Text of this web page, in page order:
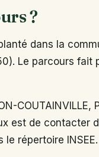
?
dans la
Le parcours fait
est de contacter
répertoire INSEE.